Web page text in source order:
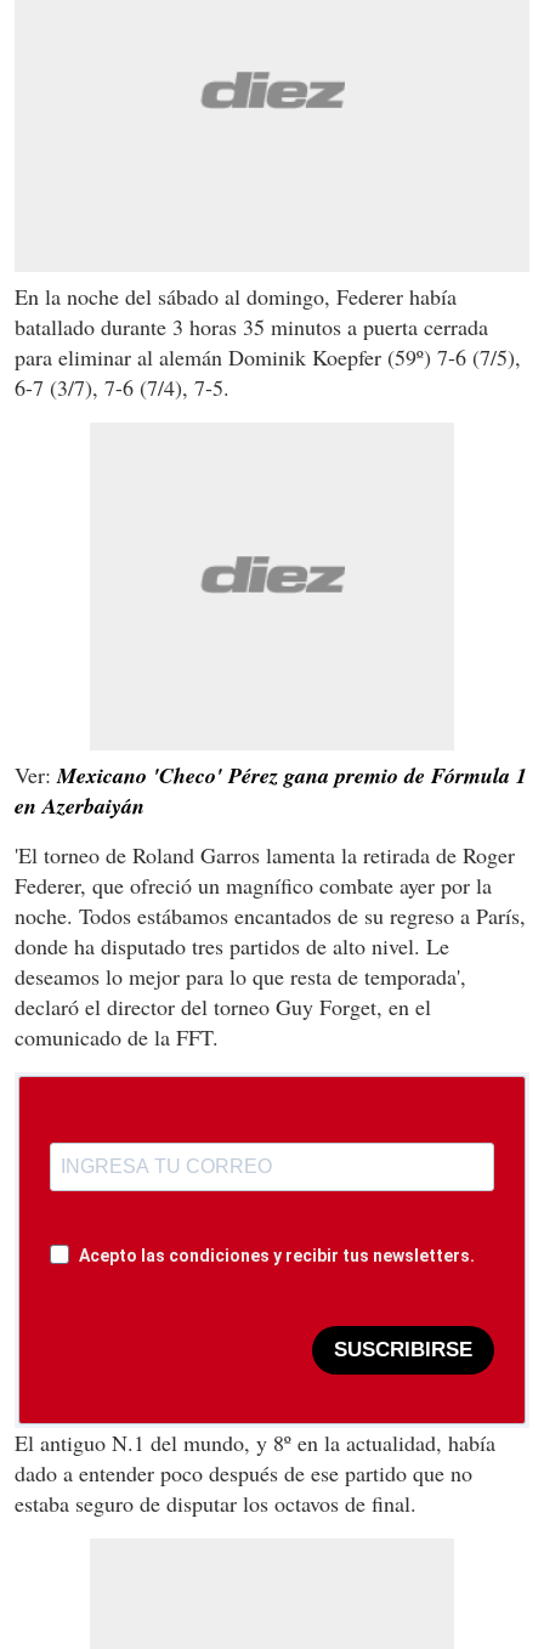
En la noche del sábado al domingo, Federer había
batallado durante 3 horas 35 minutos a puerta cerrada
para eliminar al alemán Dominik Koepfer (59º) 7-6 (7/5),
6-7 (3/7), 7-6 (7/4), 7-5.
Ver: Mexicano 'Checo' Pérez gana premio de Fórmula 1
en Azerbaiyán
'El torneo de Roland Garros lamenta la retirada de Roger
Federer, que ofreció un magnífico combate ayer por la
noche. Todos estábamos encantados de su regreso a París,
donde ha disputado tres partidos de alto nivel. Le
deseamos lo mejor para lo que resta de temporada',
declaró el director del torneo Guy Forget, en el
comunicado de la FFT.
Acepto las condiciones y recibir tus newsletters.
SUSCRIBIRSE
El antiguo N.1 del mundo, y 8º en la actualidad, había
dado a entender poco después de ese partido que no
estaba seguro de disputar los octavos de final.